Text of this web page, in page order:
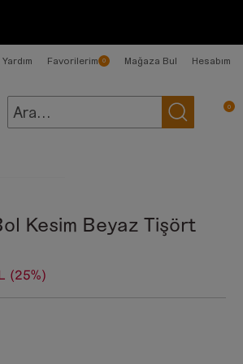
Yardım Favorilerim 0 Mağaza Bul Hesabım
0
Kesim Beyaz Tişört
(25%)